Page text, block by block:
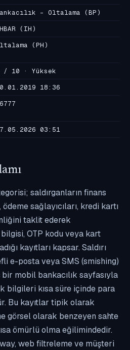
- Oltalama (BP)
(IH)
(PH)
/ 10 · Yüksek
18:36
03:51
saldırganların finans
sağlayıcıları, kredi kartı
taklit ederek
OTP kodu veya kart
kayıtları kapsar. Saldırı
e-posta veya SMS (smishing)
mobil bankacılık sayfasıyla
bilgileri kısa süre içinde para
Bu kayıtlar tipik olarak
görsel olarak benzeyen sahte
ömürlü olma eğilimindedir.
web filtreleme ve müşteri